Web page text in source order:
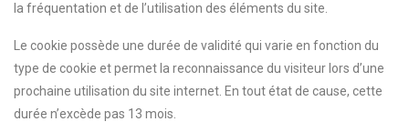
la fréquentation et de l’utilisation des éléments du site.
Le cookie possède une durée de validité qui varie en fonction du
type de cookie et permet la reconnaissance du visiteur lors d’une
prochaine utilisation du site internet. En tout état de cause, cette
durée n’excède pas 13 mois.